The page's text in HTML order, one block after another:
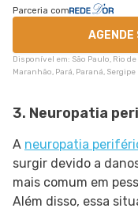
Parceria com
AGENDE
Disponível em: São Paulo, Rio
Maranhão, Pará, Paraná, Sergipe
3. Neuropatia
A neuropatia
surgir devido a
mais comum em
Além disso, essa